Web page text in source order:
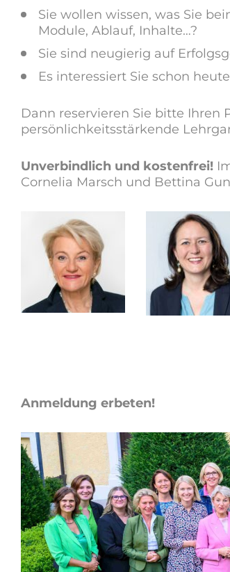
Sie wollen wissen, was Sie
Module, Ablauf, Inhalte…?
Sie sind neugierig auf
Es interessiert Sie schon
Dann reservieren Sie bitte Ihren
persönlichkeitsstärkende
Unverbindlich und kostenfrei!
Cornelia Marsch und Bettina
Anmeldung erbeten!